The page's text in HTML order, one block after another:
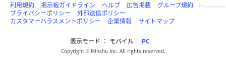
利用規約 掲示板ガイドライン ヘルプ 広告掲載
グループ規約
プライバシーポリシー
外部送信ポリシー
カスタマーハラスメントポリシー
企業情報 サイトマップ
表示モード モバイル PC
Copyright © Minshu Inc. All rights reserved.